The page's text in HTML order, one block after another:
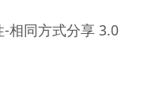
-相同方式分享 3.0